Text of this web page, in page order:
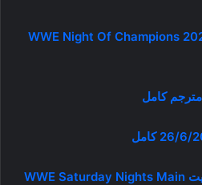
عرض نايت أوف تشامبيونز 2026 WWE Night Of Champions
عرض ساترداى نايت مين إيفنيت WWE Saturday Nights Main